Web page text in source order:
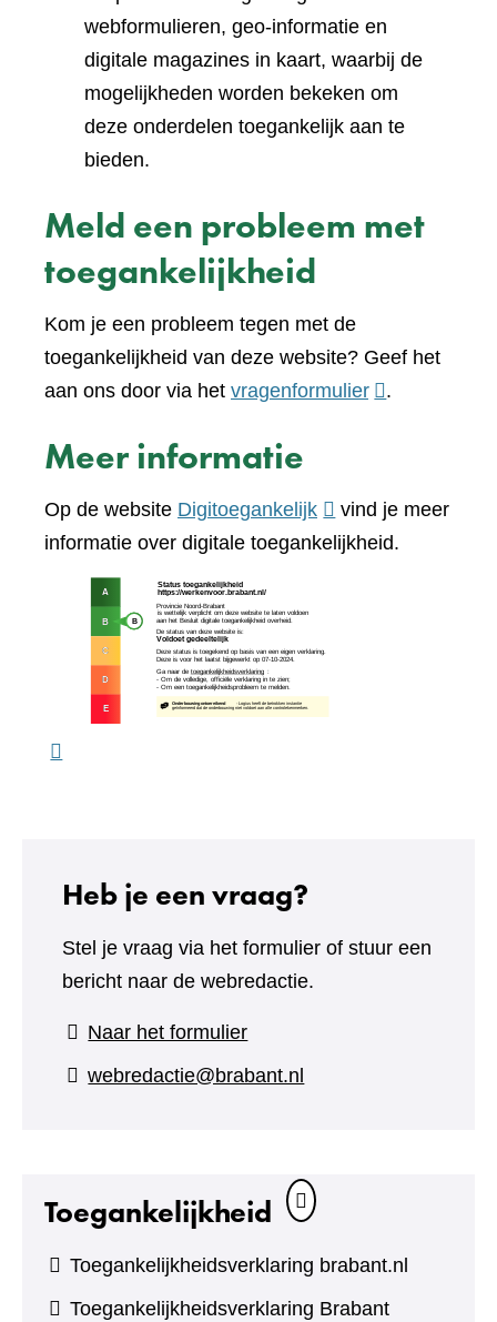
webformulieren, geo-informatie en
digitale magazines in kaart, waarbij de
mogelijkheden worden bekeken om
deze onderdelen toegankelijk aan te
bieden.
Meld een probleem met
toegankelijkheid
Kom je een probleem tegen met de
toegankelijkheid van deze website? Geef het
aan ons door via het vragenformulier(verwijst
website)
.
Meer informatie
Op de website Digitoegankelijk(verwijst
naar
vind je meer
informatie over digitale toegankelijkheid.
Heb je een vraag?
Stel je vraag via het formulier of stuur een
bericht naar de webredactie.
Naar het formulier(verwijst
naar
webredactie@brabant.nl
Toegankelijkheid
Toegankelijkheidsverklaring brabant.nl
Toegankelijkheidsverklaring Brabant